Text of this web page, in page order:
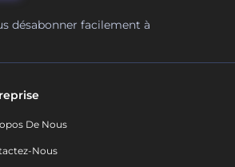
désabonner facilement à
De Nous
Nous